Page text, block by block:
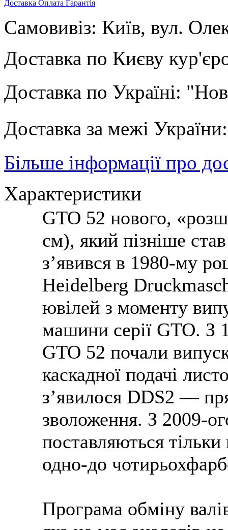
Доставка Оплата Гарантія
Самовивіз: Київ, вул.
Доставка по Києву
Доставка по Україні:
Доставка за межі
Більше інформації про
Характеристики
GTO 52 нового,
см), який пізніше
з’явився в 1980-му
Heidelberg
ювілей з моменту
машини серії GTO. З
GTO 52 почали
каскадної подачі
з’явилося DDS2 —
зволоження. З 2009-
поставляються
одно-до
Програма обміну